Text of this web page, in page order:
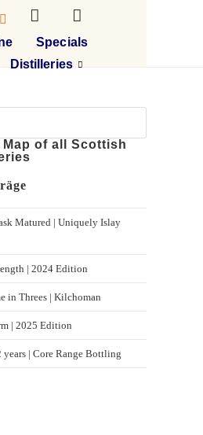
Specials
Distilleries
Map of all Scottish
Matured | Uniquely Islay
| 2024 Edition
in Threes | Kilchoman
| 2025 Edition
| Core Range Bottling